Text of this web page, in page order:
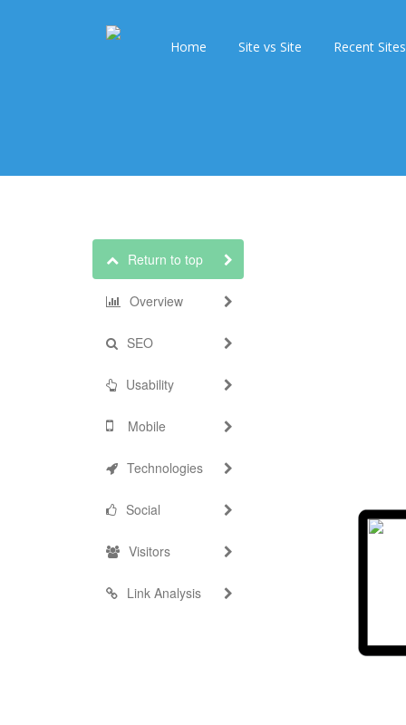
Home Site vs Site Recent Sites
Return to top
Overview
SEO
Usability
Mobile
Technologies
Social
Visitors
Link Analysis